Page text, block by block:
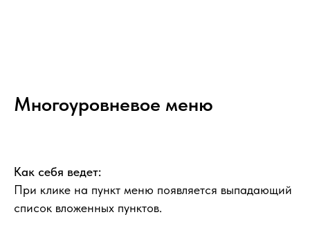
Многоуровневое меню
Как себя ведет:
При клике на пункт меню появляется выпадающий
список вложенных пунктов.